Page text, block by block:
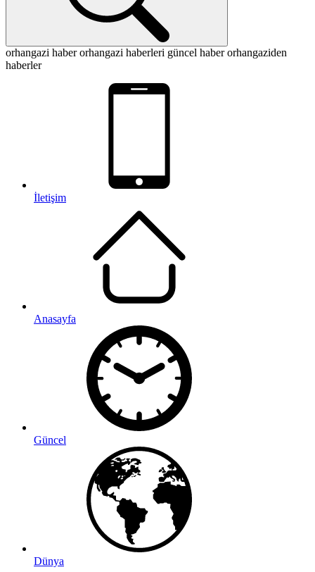
orhangazi haberorhangazi haberleri güncel haberorhangaziden
haberler
İletişim
Anasayfa
Güncel
Dünya